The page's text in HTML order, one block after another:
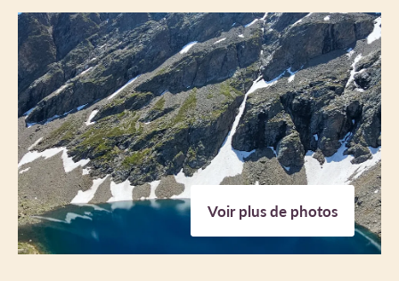
Voir plus de photos